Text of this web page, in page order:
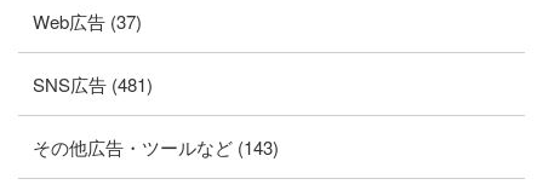
Web広告 (37)
SNS広告 (481)
その他広告・ツールなど (143)